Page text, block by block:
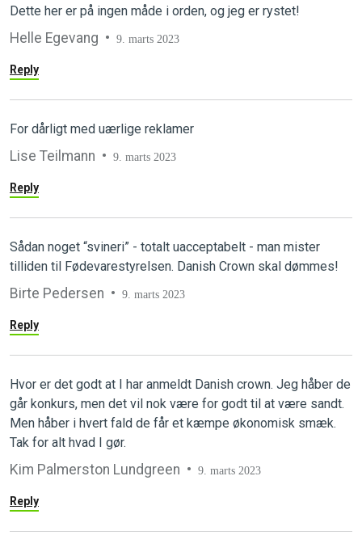
Dette her er på ingen måde i orden, og jeg er rystet!
Helle Egevang 9. marts 2023
Reply
For dårligt med uærlige reklamer
Lise Teilmann 9. marts 2023
Reply
Sådan noget “svineri” - totalt uacceptabelt - man mister
tilliden til Fødevarestyrelsen. Danish Crown skal dømmes!
Birte Pedersen 9. marts 2023
Reply
Hvor er det godt at I har anmeldt Danish crown. Jeg håber de
går konkurs, men det vil nok være for godt til at være sandt.
Men håber i hvert fald de får et kæmpe økonomisk smæk.
Tak for alt hvad I gør.
Kim Palmerston Lundgreen 9. marts 2023
Reply